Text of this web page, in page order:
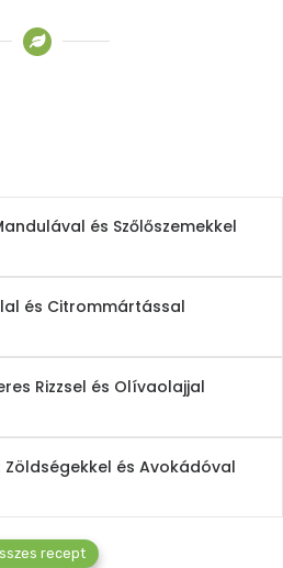
és Szőlőszemekkel
és Citrommártással
Rizzsel és Olívaolajjal
és Avokádóval
recept